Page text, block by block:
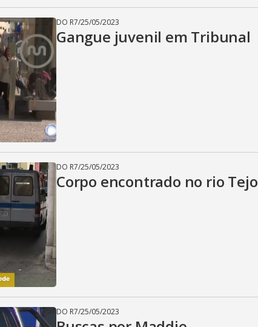
DO R7/25/05/2023
Gangue juvenil em Tribunal
DO R7/25/05/2023
Corpo encontrado no rio Tejo
DO R7/25/05/2023